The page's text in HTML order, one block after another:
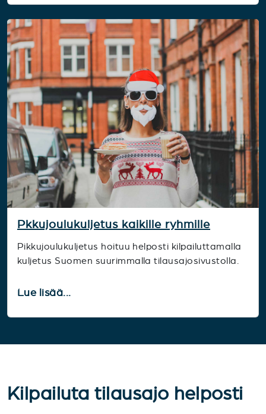
Pkkujoulukuljetus kaikille ryhmille
Pikkujoulukuljetus hoituu helposti kilpailuttamalla
kuljetus Suomen suurimmalla tilausajosivustolla.
Lue lisää...
Kilpailuta tilausajo helposti